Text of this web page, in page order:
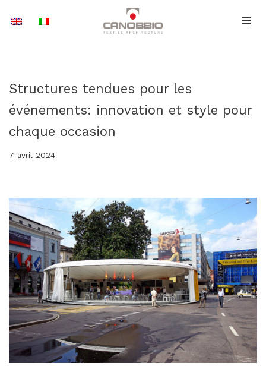
Structures tendues pour les
événements: innovation et style pour
chaque occasion
7 avril 2024